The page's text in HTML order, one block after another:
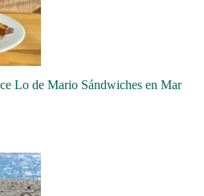
Lo de Mario Sándwiches en Mar